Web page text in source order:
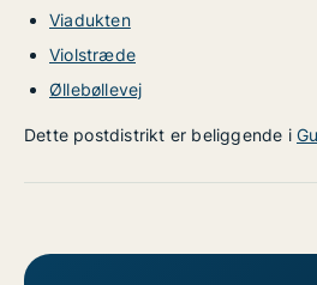
Viadukten
Violstræde
Øllebøllevej
Dette postdistrikt er beliggende i